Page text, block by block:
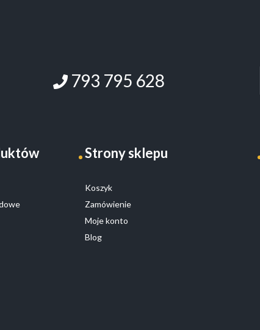
793 795 628
Strony sklepu
Koszyk
Zamówienie
Moje konto
Blog